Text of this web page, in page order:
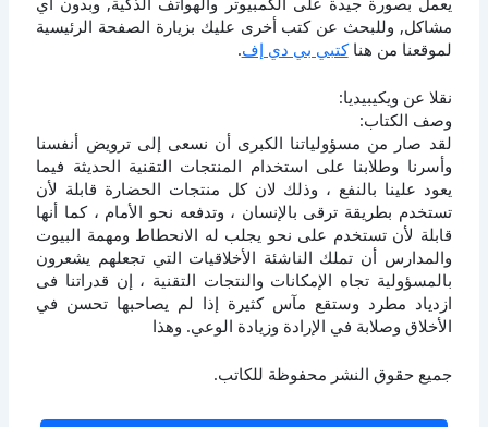
مشاكل, وللبحث عن كتب أخرى عليك بزيارة الصفحة الرئيسية
لموقعنا من هناكتبي بي دي إف.
نقلا عن ويكيبيديا:
وصف الكتاب:
لقد صار من مسؤولياتنا الكبرى أن نسعى إلى ترويض أنفسنا
وأسرنا وطلابنا على استخدام المنتجات التقنية الحديثة فيما
يعود علينا بالنفع ، وذلك لان كل منتجات الحضارة قابلة لأن
تستخدم بطريقة ترقى بالإنسان ، وتدفعه نحو الأمام ، كما أنها
قابلة لأن تستخدم على نحو يجلب له الانحطاط ومهمة البيوت
والمدارس أن تملك الناشئة الأخلاقيات التي تجعلهم يشعرون
بالمسؤولية تجاه الإمكانات والنتجات التقنية ، إن قدراتنا فى
ازدياد مطرد وستقع مآس كثيرة إذا لم يصاحبها تحسن في
الأخلاق وصلابة في الإرادة وزيادة الوعي. وهذا
جميع حقوق النشر محفوظة للكاتب.